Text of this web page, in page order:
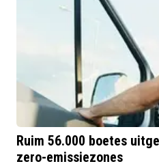
Ruim 56.000 boetes
zero-emissiezones